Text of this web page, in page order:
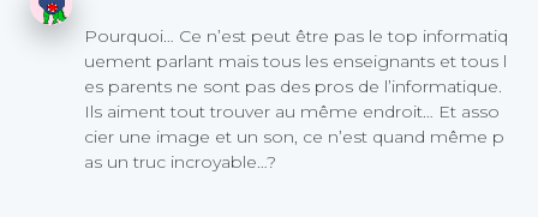
Pourquoi… Ce n’est peut être pas le top informatiq
uement parlant mais tous les enseignants et tous l
es parents ne sont pas des pros de l’informatique.
Ils aiment tout trouver au même endroit… Et asso
cier une image et un son, ce n’est quand même p
as un truc incroyable…?